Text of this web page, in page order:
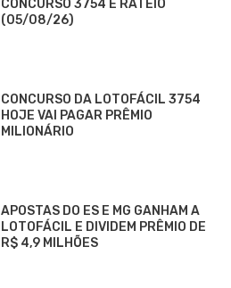
CONCURSO 3754 E RATEIO
(05/08/26)
CONCURSO DA LOTOFÁCIL 3754
HOJE VAI PAGAR PRÊMIO
MILIONÁRIO
APOSTAS DO ES E MG GANHAM A
LOTOFÁCIL E DIVIDEM PRÊMIO DE
R$ 4,9 MILHÕES